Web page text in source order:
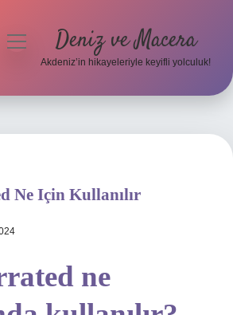
menüyü Deniz ve Macera
Akdeniz’in hikayeleriyle keyifli yolculuk!
Ne Için Kullanılır
ne